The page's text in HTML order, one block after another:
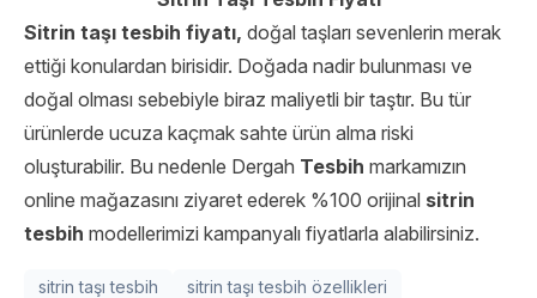
Sitrin taşı tesbih fiyatı, doğal taşları sevenlerin merak
ettiği konulardan birisidir. Doğada nadir bulunması ve
doğal olması sebebiyle biraz maliyetli bir taştır. Bu tür
ürünlerde ucuza kaçmak sahte ürün alma riski
oluşturabilir. Bu nedenle Dergah Tesbih markamızın
online mağazasını ziyaret ederek %100 orijinal sitrin
tesbih modellerimizi kampanyalı fiyatlarla alabilirsiniz.
sitrin taşı tesbih
sitrin taşı tesbih özellikleri